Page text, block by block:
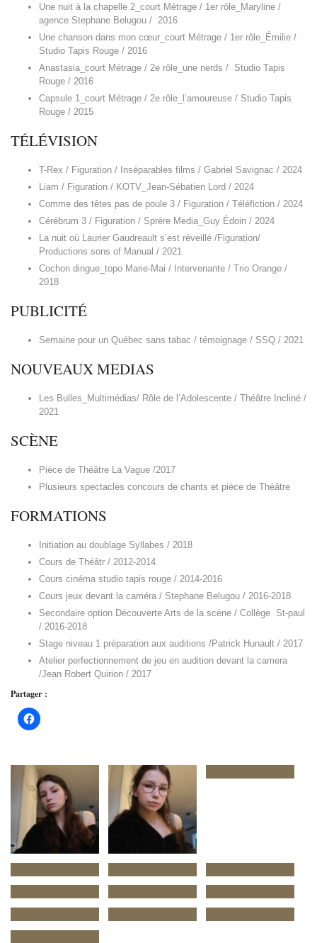
Une nuit à la chapelle 2_court Métrage / 1er rôle_Maryline /
agence Stephane Belugou / 2016
Une chanson dans mon cœur_court Métrage / 1er rôle_Émilie /
Studio Tapis Rouge / 2016
Anastasia_court Métrage / 2e rôle_une nerds / Studio Tapis
Rouge / 2016
Capsule 1_court Métrage / 2e rôle_l’amoureuse / Studio Tapis
Rouge / 2015
TÉLÉVISION
T-Rex / Figuration / Inséparables films / Gabriel Savignac / 2024
Liam / Figuration / KOTV_Jean-Sébatien Lord / 2024
Comme des têtes pas de poule 3 / Figuration / Téléfiction / 2024
Cérébrum 3 / Figuration / Sprère Media_Guy Édoin / 2024
La nuit où Laurier Gaudreault s’est réveillé /Figuration/
Productions sons of Manual / 2021
Cochon dingue_topo Marie-Mai / Intervenante / Trio Orange /
2018
PUBLICITÉ
Semaine pour un Québec sans tabac / témoignage / SSQ / 2021
NOUVEAUX MEDIAS
Les Bulles_Multimédias/ Rôle de l’Adolescente / Théâtre Incliné /
2021
SCÈNE
Pièce de Théâtre La Vague /2017
Plusieurs spectacles concours de chants et pièce de Théâtre
FORMATIONS
Initiation au doublage Syllabes / 2018
Cours de Théâtr / 2012-2014
Cours cinéma studio tapis rouge / 2014-2016
Cours jeux devant la caméra / Stephane Belugou / 2016-2018
Secondaire option Découverte Arts de la scène / Collège St-paul
/ 2016-2018
Stage niveau 1 préparation aux auditions /Patrick Hunault / 2017
Atelier perfectionnement de jeu en audition devant la camera
/Jean Robert Quirion / 2017
Partager :